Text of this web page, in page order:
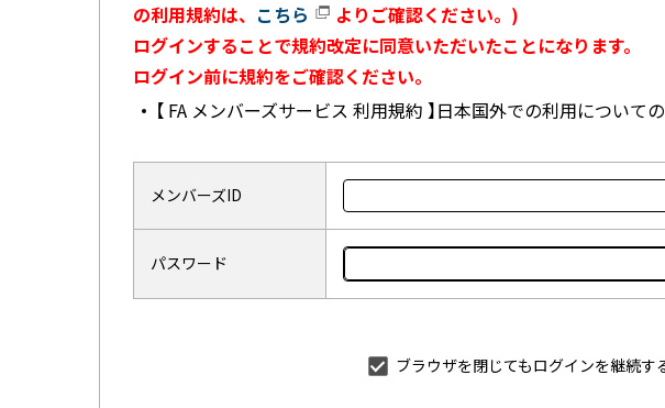
の利用規約は、 こちら
よりご確認ください。)
ログインすることで規約改定に同意いただいたことになります。
ログイン前に規約をご確認ください。
【 FA メンバーズサービス 利用規約 】日本国外での利用について
メンバーズID
パスワード
ブラウザを閉じてもログインを継続す